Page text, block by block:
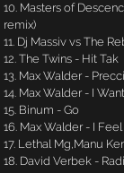
10. Masters of
remix)
11. Dj Massiv vs The
12. The Twins - Hit Tak
13. Max Walder -
14. Max Walder - I
15. Binum - Go
16. Max Walder - I
17. Lethal Mg,Manu
18. David Verbek -